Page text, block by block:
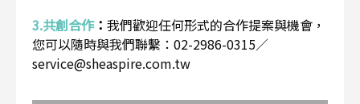
3.共創合作： 我們歡迎任何形式的合作提案與機會，
您可以隨時與我們聯繫：02-2986-0315／
service@sheaspire.com.tw